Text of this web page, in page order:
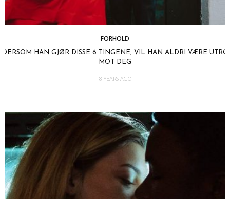
FORHOLD
DERSOM HAN GJØR DISSE 6 TINGENE, VIL HAN ALDRI VÆRE UTRO
MOT DEG
8 YEARS AGO